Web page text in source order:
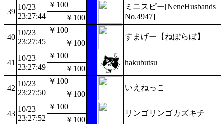
39
10/23
23:27:44
￥100
ミニスピー[NeneHusbands
No.4947]
￥100
40
10/23
23:27:45
￥100
すまげー【ねぽらぼ】
￥100
41
10/23
23:27:49
￥100
hakubutsu
￥100
42
10/23
23:27:50
￥100
いえねっこ
￥100
43
10/23
23:27:52
￥100
リンゴリンゴカズキチ
￥100